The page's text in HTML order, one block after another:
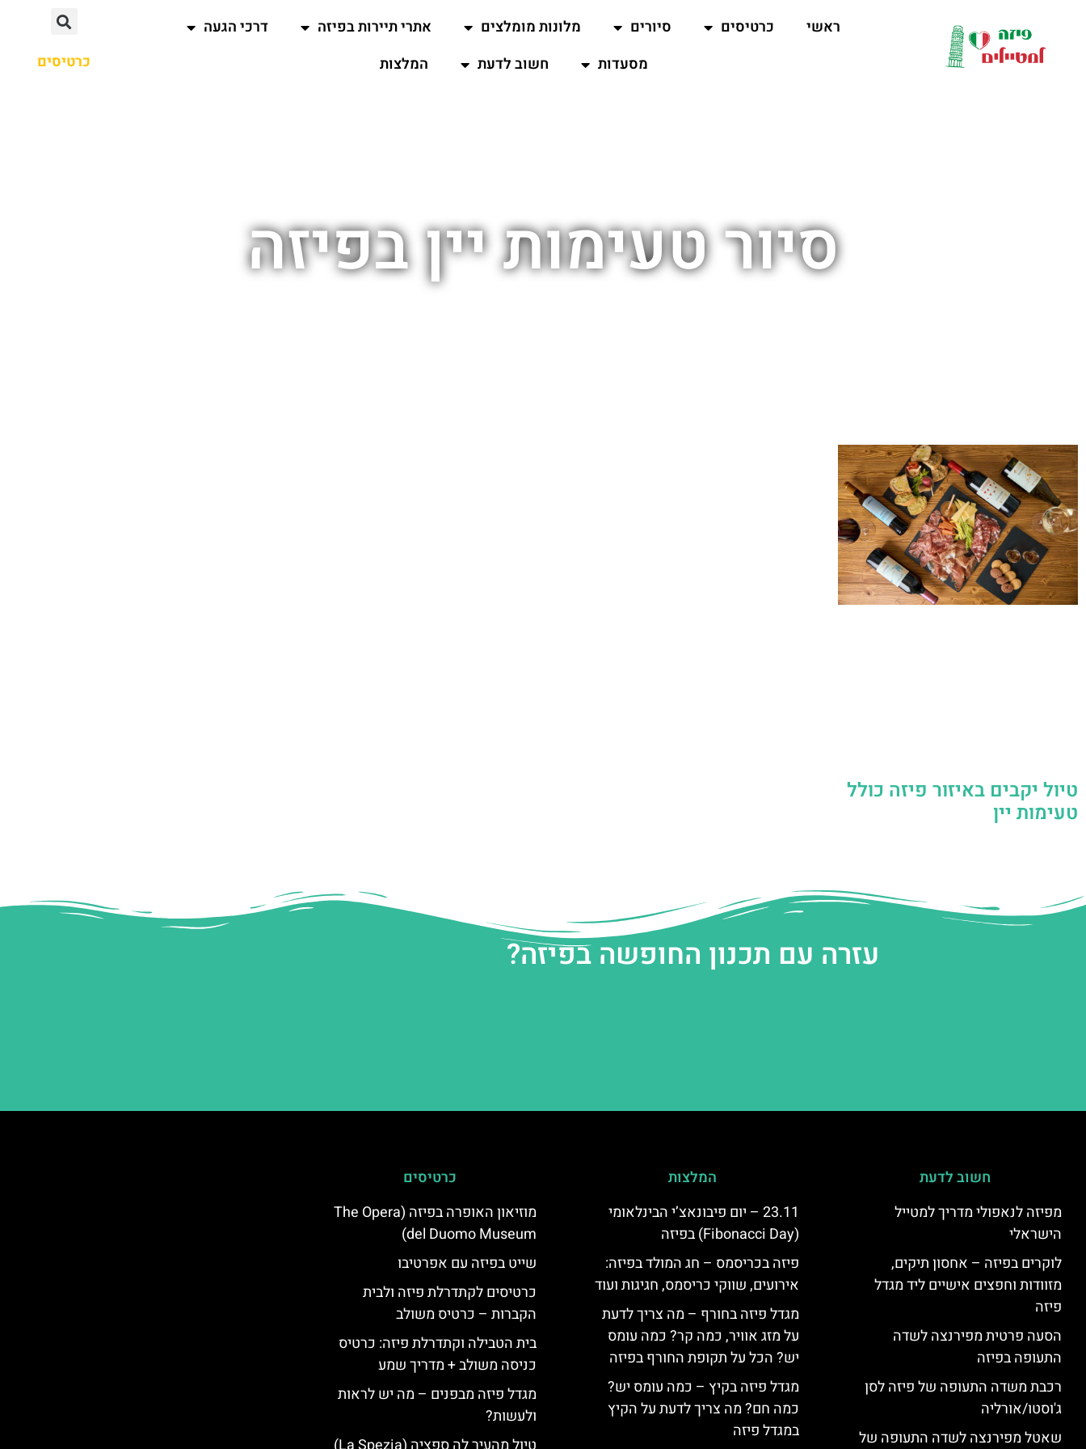
ראשי כרטיסים סיורים מלונות מומלצים אתרי תיירות בפיזה
דרכי הגעה
מסעדות
חשוב לדעת המלצות כרטיסים
סיור טעימות יין בפיזה
טיול יקבים באיזור פיזה כולל
טעימות יין
עזרה עם תכנון החופשה בפיזה?
חשוב לדעת
מפיזה לנאפולי מדריך למטייל
הישראלי
לוקרים בפיזה – אחסון תיקים,
מזוודות וחפצים אישיים ליד מגדל
פיזה
הסעה פרטית מפירנצה לשדה
התעופה בפיזה
רכבת משדה התעופה של פיזה לסן
ג'וסטו/אורליה
שאטל מפירנצה לשדה התעופה של
המלצות
23.11 – יום פיבונאצ’י הבינלאומי
(Fibonacci Day) בפיזה
פיזה בכריסמס – חג המולד בפיזה:
אירועים, שווקי כריסמס, חגיגות ועוד
מגדל פיזה בחורף – מה צריך לדעת
על מזג אוויר, כמה קר? כמה עומס
יש? הכל על תקופת החורף בפיזה
מגדל פיזה בקיץ – כמה עומס יש?
כמה חם? מה צריך לדעת על הקיץ
במגדל פיזה
כרטיסים
מוזיאון האופרה בפיזה (The Opera
del Duomo Museum)
שייט בפיזה עם אפרטיבו
כרטיסים לקתדרלת פיזה ולבית
הקברות – כרטיס משולב
בית הטבילה וקתדרלת פיזה: כרטיס
כניסה משולב + מדריך שמע
מגדל פיזה מבפנים – מה יש לראות
ולעשות?